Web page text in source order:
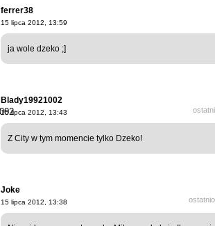
ferrer38
15 lipca 2012, 13:59
ja wole dzeko ;]
Blady19921002
15 lipca 2012, 13:43
Z City w tym momencie tylko Dzeko!
Joke
15 lipca 2012, 13:38